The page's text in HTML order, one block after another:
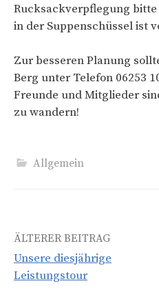
Rucksackverpflegung
in der Suppenschüssel ist
Zur besseren Planung
Berg unter Telefon 06253
Freunde und Mitglieder
zu wandern!
Allgemein
Beitrags-
Navigation
ÄLTERER BEITRAG
Unsere diesjährige
Leistungstour